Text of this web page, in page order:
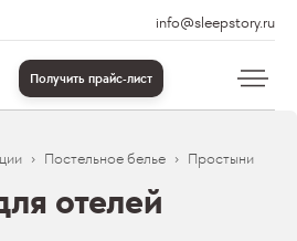
Получить прайс-лист
info@sleepstory.ru
Постельное белье Простыни
отелей